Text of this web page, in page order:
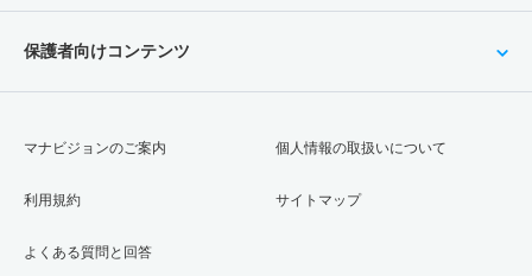
保護者向けコンテンツ
マナビジョンのご案内
利用規約
よくある質問と回答
個人情報の取扱いについて
サイトマップ